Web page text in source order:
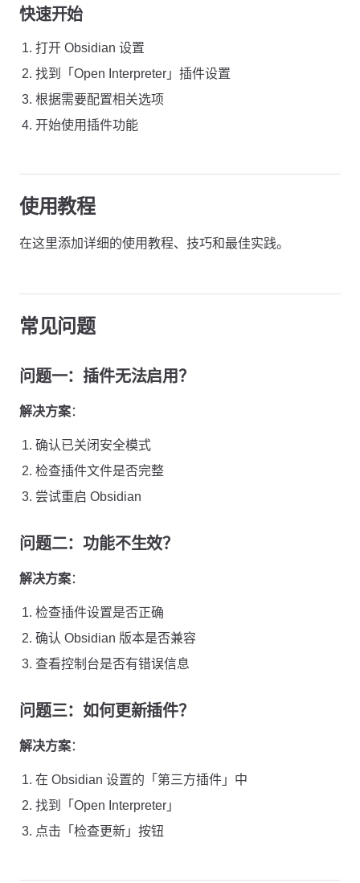
快速开始
打开 Obsidian 设置
找到「Open Interpreter」插件设置
根据需要配置相关选项
开始使用插件功能
使用教程
在这里添加详细的使用教程、技巧和最佳实践。
常见问题
问题一：插件无法启用？
解决方案：
确认已关闭安全模式
检查插件文件是否完整
尝试重启 Obsidian
问题二：功能不生效？
解决方案：
检查插件设置是否正确
确认 Obsidian 版本是否兼容
查看控制台是否有错误信息
问题三：如何更新插件？
解决方案：
在 Obsidian 设置的「第三方插件」中
找到「Open Interpreter」
点击「检查更新」按钮